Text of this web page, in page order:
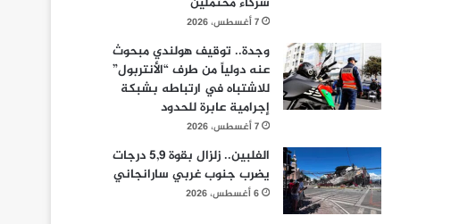
7 أغسطس، 2026
وجدة.. توقيف هولندي مبحوث
عنه دولياً من طرف “الأنتربول”
للاشتباه في ارتباطه بشبكة
إجرامية عابرة للحدود
7 أغسطس، 2026
الفلبين.. زلزال بقوة 5,9 درجات
يضرب جنوب غربي سارانجاني
6 أغسطس، 2026